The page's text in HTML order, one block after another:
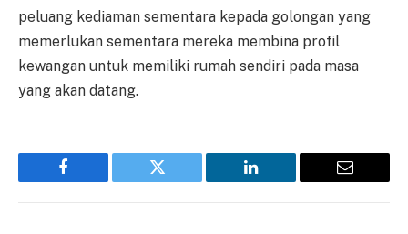
peluang kediaman sementara kepada golongan yang
memerlukan sementara mereka membina profil
kewangan untuk memiliki rumah sendiri pada masa
yang akan datang.
Facebook Twitter LinkedIn Email